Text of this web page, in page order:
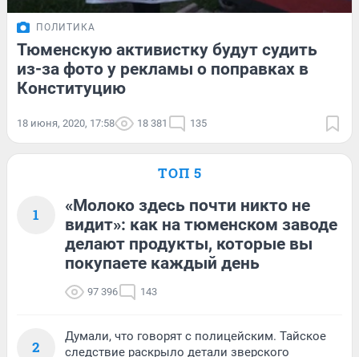
ПОЛИТИКА
Тюменскую активистку будут судить
из-за фото у рекламы о поправках в
Конституцию
18 июня, 2020, 17:58 18 381 135
ТОП 5
1
«Молоко здесь почти никто не
видит»: как на тюменском заводе
делают продукты, которые вы
покупаете каждый день
97 396 143
2
Думали, что говорят с полицейским. Тайское
следствие раскрыло детали зверского